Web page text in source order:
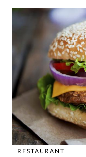
RESTAURANT